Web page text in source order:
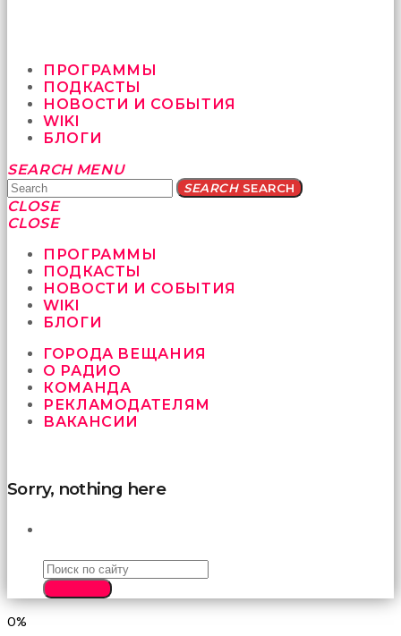
ПРОГРАММЫ
ПОДКАСТЫ
НОВОСТИ И СОБЫТИЯ
WIKI
БЛОГИ
Yatağa
bile
geçmeye
fırsat
sikici
kocalar
güzel
karıları
öttürüyor
sex
hikayeleri
boşalarak
altyazılı
arkadaş
sonu
SEARCH MENU
SEARCHSEARCH
CLOSE
CLOSE
ПРОГРАММЫ
ПОДКАСТЫ
НОВОСТИ И СОБЫТИЯ
WIKI
БЛОГИ
ГОРОДА ВЕЩАНИЯ
О РАДИО
КОМАНДА
РЕКЛАМОДАТЕЛЯМ
ВАКАНСИИ
Sorry, nothing here
0%